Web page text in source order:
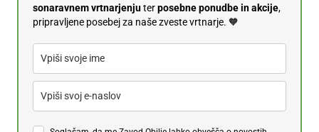
sonaravnem vrtnarjenjuterposebne ponudbe in akcije,
pripravljene posebej za naše zveste vrtnarje. 🧡